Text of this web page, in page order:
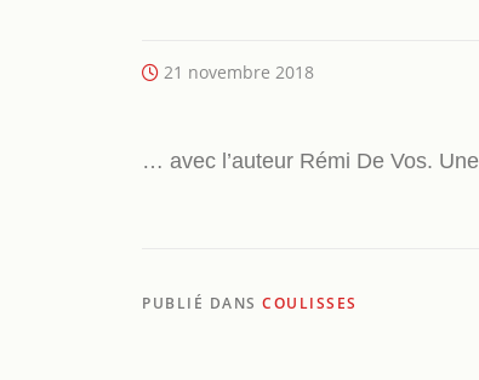
21 novembre 2018
… avec l’auteur Rémi De Vos.
PUBLIÉ DANS COULISSES